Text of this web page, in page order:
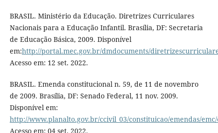
BRASIL. Ministério da Educação. Diretrizes Curriculares
Nacionais para a Educação Infantil. Brasília, DF: Secretaria
de Educação Básica, 2009. Disponível
em:http://portal.mec.gov.br/dmdocuments/
Acesso em: 12 set. 2022.
BRASIL. Emenda constitucional n. 59, de 11 de novembro
de 2009. Brasília, DF: Senado Federal, 11 nov. 2009.
Disponível em:
http://www.planalto.gov.br/ccivil_03/constituicao/emendas/
Acesso em: 04 set. 2022.